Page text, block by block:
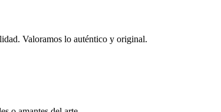
Valoramos lo auténtico y original.